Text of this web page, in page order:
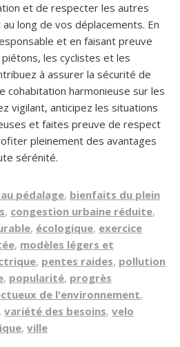
et de respecter les autres
long de vos déplacements. En
et en faisant preuve
les cyclistes et les
à assurer la sécurité de
cohabitation harmonieuse sur les
vigilant, anticipez les situations
et faites preuve de respect
pleinement des avantages
sérénité.
pédalage, bienfaits du plein
, congestion urbaine réduite,
, écologique, exercice
, modèles légers et
, pentes raides, pollution
, popularité, progrès
de l'environnement,
, variété des besoins, velo
, ville